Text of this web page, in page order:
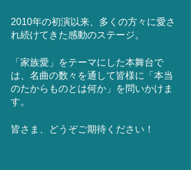
2010年の初演以来、多くの方々に愛さ
れ続けてきた感動のステージ。
「家族愛」をテーマにした本舞台で
は、名曲の数々を通して皆様に「本当
のたからものとは何か」を問いかけま
す。
皆さま、どうぞご期待ください！